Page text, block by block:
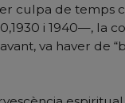
culpa de temps
i 1940—, la
va haver de